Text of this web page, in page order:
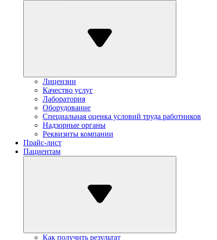
Лицензии
Качество услуг
Лаборатория
Оборудование
Специальная оценка условий труда работников
Надзорные органы
Реквизиты компании
Прайс-лист
Пациентам
Как получить результат